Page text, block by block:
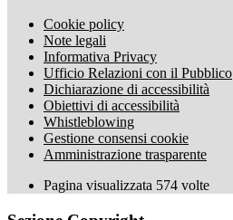
Cookie policy
Note legali
Informativa Privacy
Ufficio Relazioni con il Pubblico
Dichiarazione di accessibilità
Obiettivi di accessibilità
Whistleblowing
Gestione consensi cookie
Amministrazione trasparente
Pagina visualizzata 574 volte